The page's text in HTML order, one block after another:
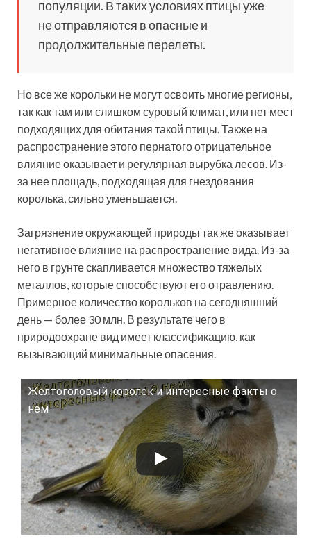
популяции. В таких условиях птицы уже
не отправляются в опасные и
продолжительные перелеты.
Но все же корольки не могут освоить многие регионы,
так как там или слишком суровый климат, или нет мест
подходящих для обитания такой птицы. Также на
распространение этого пернатого отрицательное
влияние оказывает и регулярная вырубка лесов. Из-
за нее площадь, подходящая для гнездования
королька, сильно уменьшается.
Загрязнение окружающей природы так же оказывает
негативное влияние на распространение вида. Из-за
него в грунте скапливается множество тяжелых
металлов, которые способствуют его отравлению.
Примерное количество корольков на сегодняшний
день — более 30 млн. В результате чего в
природоохране вид имеет классификацию, как
вызывающий минимальные опасения.
Желтоголовый королек и интересные факты о
нем
Смотрите это видео на YouTube